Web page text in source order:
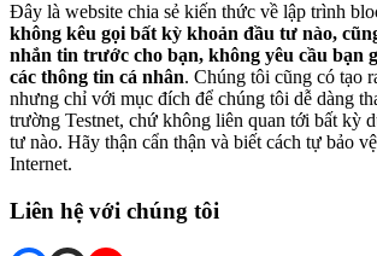
Đây là website chia sẻ kiến thức về lập trình
không kêu gọi bất kỳ khoản đầu tư nào,
nhắn tin trước cho bạn, không yêu cầu bạn
các thông tin cá nhân. Chúng tôi cũng có tạo
nhưng chỉ với mục đích để chúng tôi dễ dàng
trường Testnet, chứ không liên quan tới bất kỳ
tư nào. Hãy thận cẩn thận và biết cách tự bảo
Internet.
Liên hệ với chúng tôi